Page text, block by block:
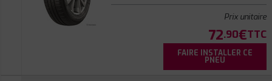
Prix unitaire
72.90€TTC
FAIRE INSTALLER CE
PNEU